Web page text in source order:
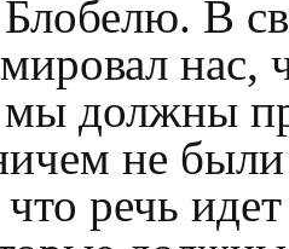
В
нас,
должны
не
речь